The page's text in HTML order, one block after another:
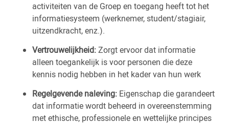
activiteiten van de Groep en toegang heeft tot het
informatiesysteem (werknemer, student/stagiair,
uitzendkracht, enz.).
Vertrouwelijkheid:Zorgt ervoor dat informatie
alleen toegankelijk is voor personen die deze
kennis nodig hebben in het kader van hun werk
Regelgevende naleving: Eigenschap die garandeert
dat informatie wordt beheerd in overeenstemming
met ethische, professionele en wettelijke principes